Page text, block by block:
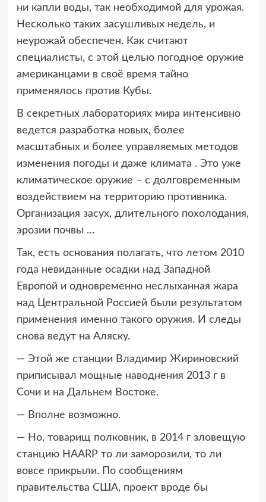
ни капли воды, так необходимой для урожая.
Несколько таких засушливых недель, и
неурожай обеспечен. Как считают
специалисты, с этой целью погодное оружие
американцами в своё время тайно
применялось против Кубы.
В секретных лабораториях мира интенсивно
ведется разработка новых, более
масштабных и более управляемых методов
изменения погоды и даже климата . Это уже
климатическое оружие – с долговременным
воздействием на территорию противника.
Организация засух, длительного похолодания,
эрозии почвы …
Так, есть основания полагать, что летом 2010
года невиданные осадки над Западной
Европой и одновременно неслыханная жара
над Центральной Россией были результатом
применения именно такого оружия. И следы
снова ведут на Аляску.
— Этой же станции Владимир Жириновский
приписывал мощные наводнения 2013 г в
Сочи и на Дальнем Востоке.
— Вполне возможно.
— Но, товарищ полковник, в 2014 г зловещую
станцию HAARP то ли заморозили, то ли
вовсе прикрыли. По сообщениям
правительства США, проект вроде бы